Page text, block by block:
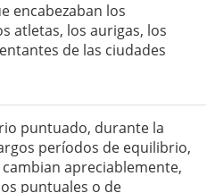
encabezaban los
atletas, los aurigas, los
de las ciudades
puntuado, durante la
períodos de equilibrio,
apreciablemente,
puntuales o de